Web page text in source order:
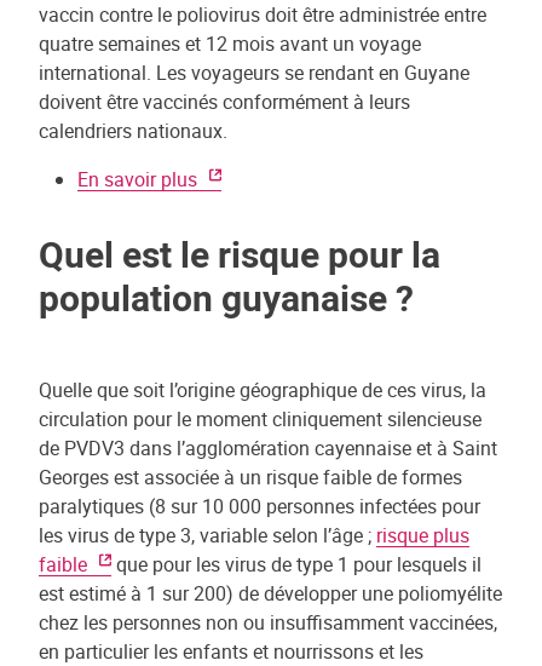
vaccin contre le poliovirus doit être administrée entre
quatre semaines et 12 mois avant un voyage
international. Les voyageurs se rendant en Guyane
doivent être vaccinés conformément à leurs
calendriers nationaux.
En savoir plus
Quel est le risque pour la
population guyanaise ?
Quelle que soit l’origine géographique de ces virus, la
circulation pour le moment cliniquement silencieuse
de PVDV3 dans l’agglomération cayennaise et à Saint
Georges est associée à un risque faible de formes
paralytiques (8 sur 10 000 personnes infectées pour
les virus de type 3, variable selon l’âge ; risque plus
faible
que pour les virus de type 1 pour lesquels il
est estimé à 1 sur 200) de développer une poliomyélite
chez les personnes non ou insuffisamment vaccinées,
en particulier les enfants et nourrissons et les